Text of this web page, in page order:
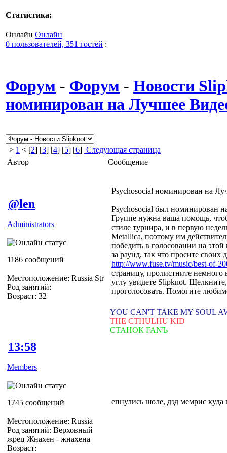
Статистика:
Онлайн Онлайн
0 пользователей, 351 гостей :
Форум - Форум - Новости
номинирован на Лучшее
> 1 < [2] [3] [4] [5] [6] Следующая страница
Автор
Сообщение
@len
Administrators
1186 сообщений
Местоположение: Russia Str
Род занятий:
Возраст: 32
Psychosocial номинирован на
Psychosocial был номинирован
Группе нужна ваша помощь,
стиле турнира, и в первую
Metallica, поэтому им
победить в голосовании на
за раунд, так что просите своих
http://www.fuse.tv/music/best-of-
страницу, пролистните
углу увидете Slipknot.
проголосовать. Помогите
YOU CAN'T TAKE MY SOUL
THE CTHULHU KID
СТАНОК FANЪ
13:58
Members
1745 сообщений
Местоположение: Russia
Род занятий: Верховный
жрец Жнахен - жнахена
Возраст:
епнулись шоле, дэд мемрис